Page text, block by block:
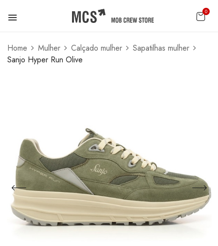
0
Home Mulher Calçado mulher
Sapatilhas mulher
Sanjo Hyper Run Olive